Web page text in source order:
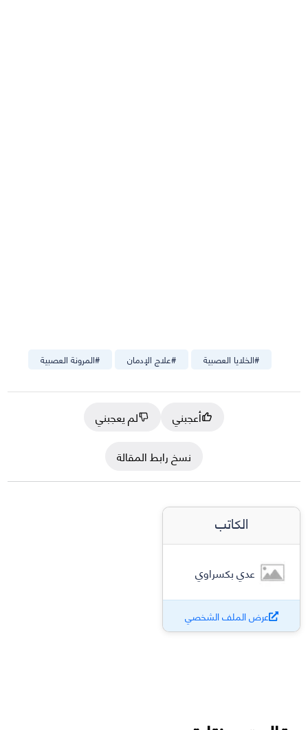
#المرونة العصبية #علاج الإدمان #الخلايا العصبية
أعجبني
لم يعجبني
نسخ رابط المقالة
الكاتب
عدي بكسراوي
عرض الملف الشخصي